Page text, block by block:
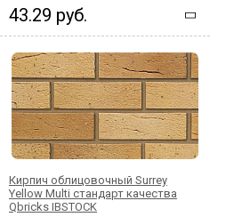
43.29 руб.
Кирпич облицовочный Surrey
Yellow Multi стандарт качества
Qbricks IBSTOCK